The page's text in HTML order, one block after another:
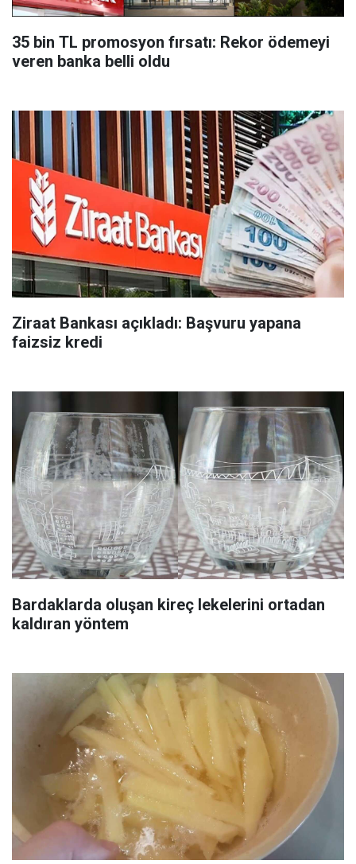
35 bin TL promosyon fırsatı: Rekor ödemeyi
veren banka belli oldu
Ziraat Bankası açıkladı: Başvuru yapana
faizsiz kredi
Bardaklarda oluşan kireç lekelerini ortadan
kaldıran yöntem